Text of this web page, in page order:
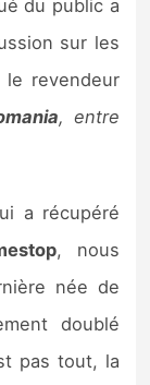
du public a
sur les
le revendeur
, entre
a récupéré
, nous
née de
doublé
pas tout, la